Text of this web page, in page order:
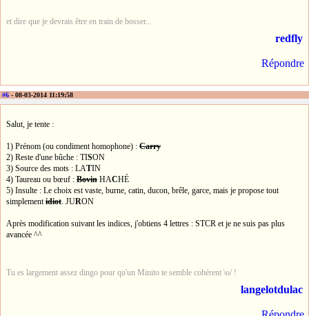
et dire que je devrais être en train de bosser...
redfly
Répondre
#6 - 08-03-2014 11:19:58
Salut, je tente :
1) Prénom (ou condiment homophone) : Carry
2) Reste d'une bûche : TISON
3) Source des mots : LATIN
4) Taureau ou bœuf : Bovin HACHÉ
5) Insulte : Le choix est vaste, burne, catin, ducon, brêle, garce, mais je propose tout
simplementidiot. JURON
Après modification suivant les indices, j'obtiens 4 lettres : STCR et je ne suis pas plus
avancée ^^
Tu es largement assez dingo pour qu'un Minito te semble cohérent \o/ !
langelotdulac